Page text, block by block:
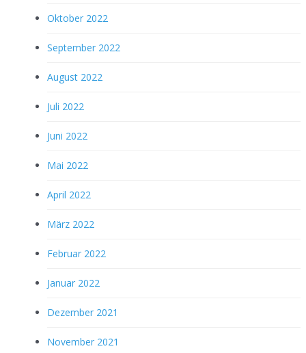
Oktober 2022
September 2022
August 2022
Juli 2022
Juni 2022
Mai 2022
April 2022
März 2022
Februar 2022
Januar 2022
Dezember 2021
November 2021